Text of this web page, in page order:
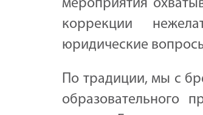
мероприятия
коррекции
юридические
По традиции, мы с
образовательного